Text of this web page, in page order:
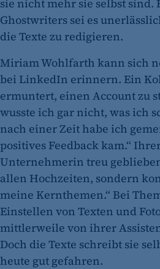
sie nicht mehr sie selbst sind.
Ghostwriters sei es
die Texte zu redigieren.
Miriam Wohlfarth kann sich
bei LinkedIn erinnern. Ein
ermuntert, einen Account zu
wusste ich gar nicht, was ich
nach einer Zeit habe ich
positives Feedback kam.“
Unternehmerin treu
allen Hochzeiten, sondern
meine Kernthemen.“ Bei
Einstellen von Texten und
mittlerweile von ihrer
Doch die Texte schreibt sie
heute gut gefahren.